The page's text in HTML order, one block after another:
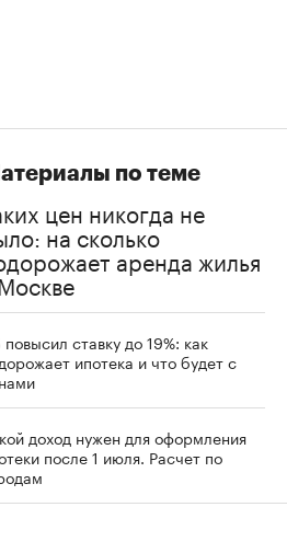
по теме
цен никогда не
на сколько
аренда жилья
ставку до 19%: как
ипотека и что будет с
доход нужен для оформления
после 1 июля. Расчет по